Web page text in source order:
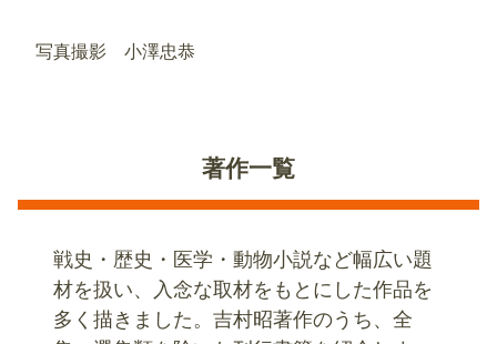
写真撮影 小澤忠恭
著作一覧
戦史・歴史・医学・動物小説など幅広い題
材を扱い、入念な取材をもとにした作品を
多く描きました。吉村昭著作のうち、全